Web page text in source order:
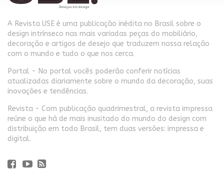
A Revista USE é uma publicação inédita no Brasil sobre o
design intrínseco nas mais variadas peças do mobiliário,
decoração e artigos de desejo que traduzem nossa relação
com o mundo e tudo o que nos cerca.
Portal - No portal vocês poderão conferir notícias
atualizadas diariamente sobre o mundo da decoração, suas
inovações e tendências.
Revista - Com publicação quadrimestral, a revista impressa
reúne o que há de mais inusitado do mundo do design com
distribuição em todo Brasil, tem duas versões: impressa e
digital.